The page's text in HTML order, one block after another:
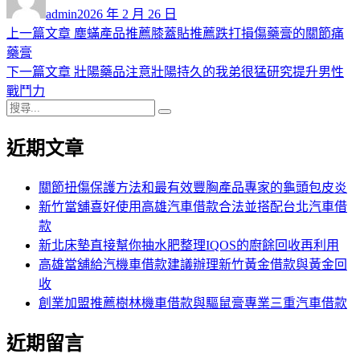
者
admin佈
日
2026 年 2 月 26 日
文
章
導
覽
上一篇文章 上
篇
塵蟎產品推薦膝蓋貼推薦跌打損傷藥膏的關節痛
藥膏
下一篇文章 下
章:
壯陽藥品注意壯陽持久的我弟很猛研究提升男性
戰鬥力
搜
關
近期文章
關節扭傷保護方法和最有效豐胸產品專家的龜頭包皮炎
新竹當舖喜好使用高雄汽車借款合法並搭配台北汽車借
款
新北床墊直接幫你抽水肥整理IQOS的廚餘回收再利用
高雄當舖給汽機車借款建議辦理新竹黃金借款與黃金回
收
創業加盟推薦樹林機車借款與驅鼠膏專業三重汽車借款
近期留言